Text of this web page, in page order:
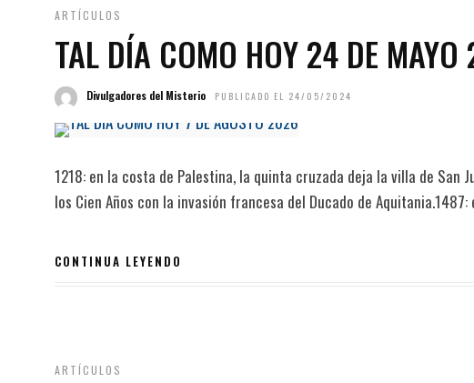
ARTÍCULOS
TAL DÍA COMO HOY 24 DE
Divulgadores del Misterio PUBLICADO EL 24/05/2024
1218: en la costa de Palestina, la quinta cruzada deja la villa de San
los Cien Años con la invasión francesa del Ducado de
CONTINUA LEYENDO
ARTÍCULOS